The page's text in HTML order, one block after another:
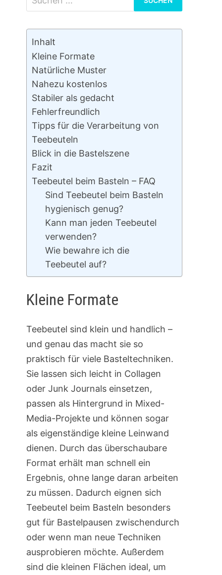
nach:
Inhalt
Kleine Formate
Natürliche Muster
Nahezu kostenlos
Stabiler als gedacht
Fehlerfreundlich
Tipps für die Verarbeitung von
Teebeuteln
Blick in die Bastelszene
Fazit
Teebeutel beim Basteln – FAQ
Sind Teebeutel beim Basteln
hygienisch genug?
Kann man jeden Teebeutel
verwenden?
Wie bewahre ich die
Teebeutel auf?
Kleine Formate
Teebeutel sind klein und handlich –
und genau das macht sie so
praktisch für viele Basteltechniken.
Sie lassen sich leicht in Collagen
oder Junk Journals einsetzen,
passen als Hintergrund in Mixed-
Media-Projekte und können sogar
als eigenständige kleine Leinwand
dienen. Durch das überschaubare
Format erhält man schnell ein
Ergebnis, ohne lange daran arbeiten
zu müssen. Dadurch eignen sich
Teebeutel beim Basteln besonders
gut für Bastelpausen zwischendurch
oder wenn man neue Techniken
ausprobieren möchte. Außerdem
sind die kleinen Flächen ideal, um